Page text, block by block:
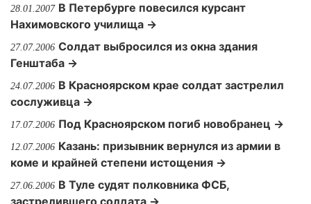
28.01.2007 В Петербурге повесился курсант
Нахимовского училища →
27.07.2006 Солдат выбросился из окна здания
Генштаба →
24.07.2006 В Красноярском крае солдат застрелил
сослуживца →
17.07.2006 Под Красноярском погиб новобранец →
12.07.2006 Казань: призывник вернулся из армии в
коме и крайней степени истощения →
27.06.2006 В Туле судят полковника ФСБ,
застрелившего солдата →